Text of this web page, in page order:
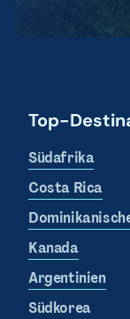
Top-
Südafrika
Costa Rica
Kanada
Argentinien
Südkorea